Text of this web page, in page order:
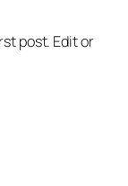
post. Edit or